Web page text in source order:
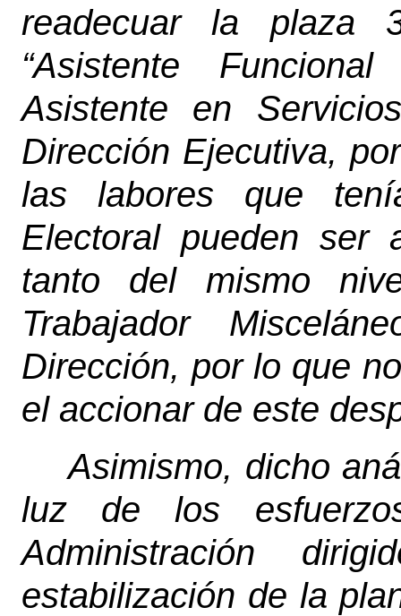
readecuar la plaza
“Asistente
Asistente en
Dirección Ejecutiva,
las labores que
Electoral pueden ser
tanto del mismo
Trabajador
Dirección, por lo que
el accionar de este
Asimismo, dicho
luz de los
Administración
estabilización de la